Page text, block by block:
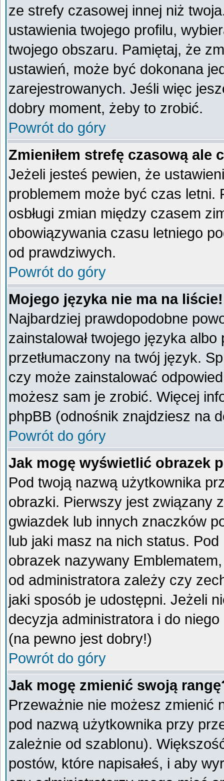
ze strefy czasowej innej niż
ustawienia twojego profilu,
twojego obszaru. Pamiętaj, że
ustawień, może być dokonana
zarejestrowanych. Jeśli więc
dobry moment, żeby to zrobić.
Powrót do góry
Zmieniłem strefę czasową ale
Jeżeli jesteś pewien, że
problemem może być czas letni.
osbługi zmian między czasem
obowiązywania czasu letniego
od prawdziwych.
Powrót do góry
Mojego języka nie ma na liście!
Najbardziej prawdopodobne
zainstalował twojego języka
przetłumaczony na twój język.
czy może zainstalować
możesz sam je zrobić. Więcej
phpBB (odnośnik znajdziesz na
Powrót do góry
Jak mogę wyświetlić obrazek
Pod twoją nazwą użytkownika
obrazki. Pierwszy jest związany
gwiazdek lub innych znaczków
lub jaki masz na nich status.
obrazek nazywany
od administratora zależy czy
jaki sposób je udostępni. Jeżeli
decyzja administratora i do
(na pewno jest dobry!)
Powrót do góry
Jak mogę zmienić swoją
Przeważnie nie możesz zmienić
pod nazwą użytkownika przy
zależnie od szablonu).
postów, które napisałeś, i aby